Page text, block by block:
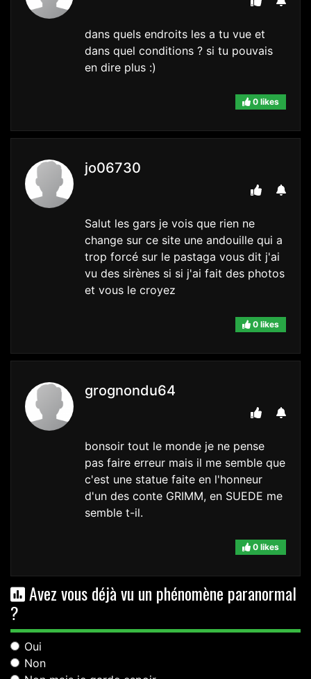
dans quels endroits les a tu vue et
dans quel conditions ? si tu pouvais
en dire plus :)
0 likes
jo06730
Salut les gars je vois que rien ne
change sur ce site une andouille qui a
trop forcé sur le pastaga vous dit j'ai
vu des sirènes si si j'ai fait des photos
et vous le croyez
0 likes
grognondu64
bonsoir tout le monde je ne pense
pas faire erreur mais il me semble que
c'est une statue faite en l'honneur
d'un des conte GRIMM, en SUEDE me
semble t-il.
0 likes
Avez vous déjà vu un phénomène paranormal
?
Oui
Non